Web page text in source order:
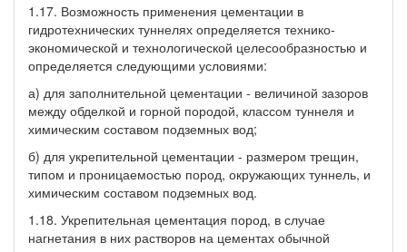
1.17. Возможность применения цементации в
гидротехнических туннелях определяется технико-
экономической и технологической целесообразностью и
определяется следующими условиями:
а) для заполнительной цементации - величиной зазоров
между обделкой и горной породой, классом туннеля и
химическим составом подземных вод;
б) для укрепительной цементации - размером трещин,
типом и проницаемостью пород, окружающих туннель, и
химическим составом подземных вод.
1.18. Укрепительная цементация пород, в случае
нагнетания в них растворов на цементах обычной